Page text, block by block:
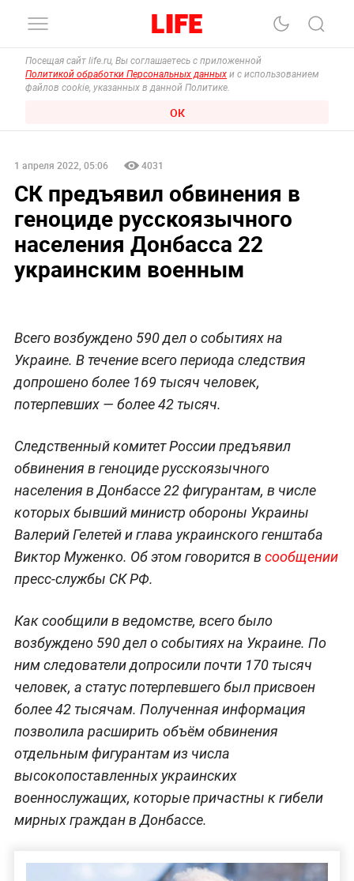
Посещая сайт life.ru, Вы соглашаетесь с приложенной
Политикой обработки Персональных данных и с использованием
файлов cookie, указанных в данной Политике.
ОК
1 апреля 2022, 05:06 4031
СК предъявил обвинения в
геноциде русскоязычного
населения Донбасса 22
украинским военным
Всего возбуждено 590 дел о событиях на
Украине. В течение всего периода следствия
допрошено более 169 тысяч человек,
потерпевших — более 42 тысяч.
Следственный комитет России предъявил
обвинения в геноциде русскоязычного
населения в Донбассе 22 фигурантам, в числе
которых бывший министр обороны Украины
Валерий Гелетей и глава украинского генштаба
Виктор Муженко. Об этом говорится в сообщении
пресс-службы СК РФ.
Как сообщили в ведомстве, всего было
возбуждено 590 дел о событиях на Украине. По
ним следователи допросили почти 170 тысяч
человек, а статус потерпевшего был присвоен
более 42 тысячам. Полученная информация
позволила расширить объём обвинения
отдельным фигурантам из числа
высокопоставленных украинских
военнослужащих, которые причастны к гибели
мирных граждан в Донбассе.